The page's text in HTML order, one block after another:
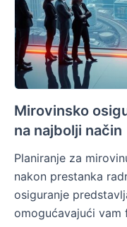
Mirovinsko
na najbolji način
Planiranje za
nakon prestanka
osiguranje
omogućavajući vam